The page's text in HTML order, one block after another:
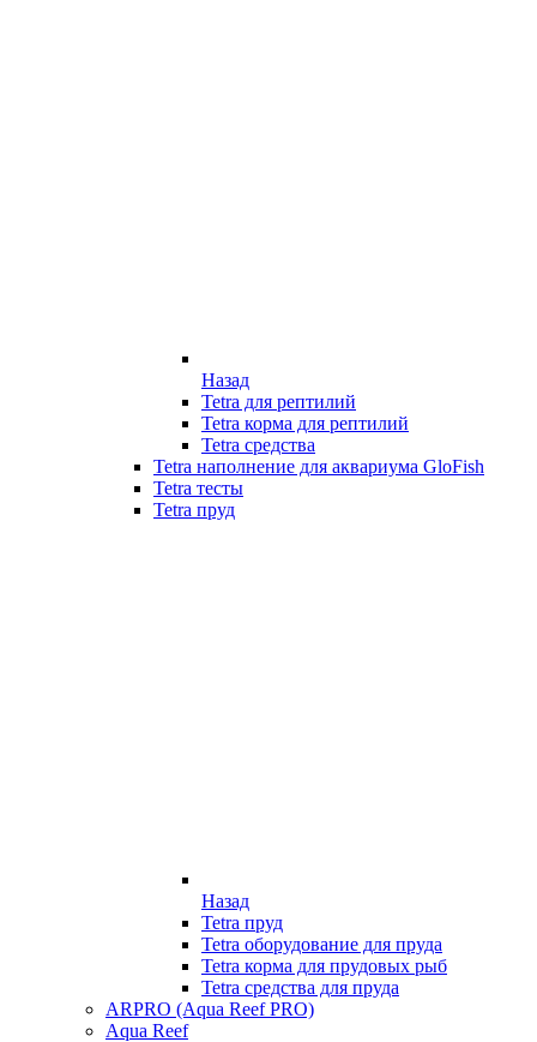
Назад
Tetra для рептилий
Tetra корма для рептилий
Tetra средства
Tetra наполнение для аквариума GloFish
Tetra тесты
Tetra пруд
Назад
Tetra пруд
Tetra оборудование для пруда
Tetra корма для прудовых рыб
Tetra средства для пруда
ARPRO (Aqua Reef PRO)
Aqua Reef